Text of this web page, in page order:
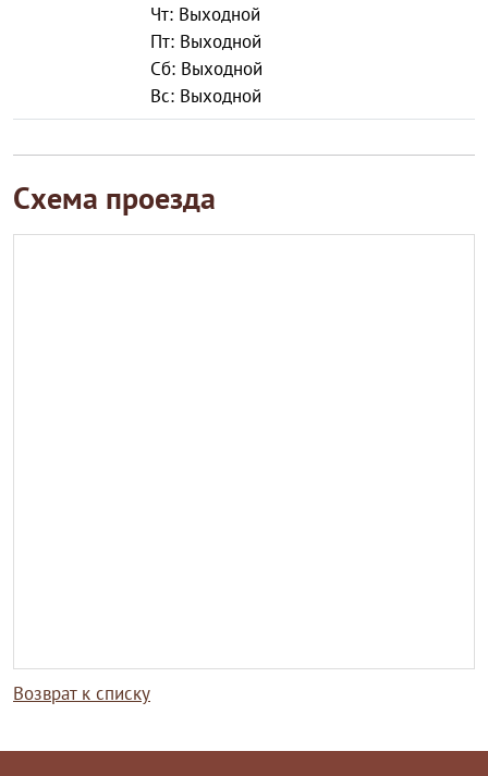
Чт: Выходной
Пт: Выходной
Сб: Выходной
Вс: Выходной
Схема проезда
Возврат к списку